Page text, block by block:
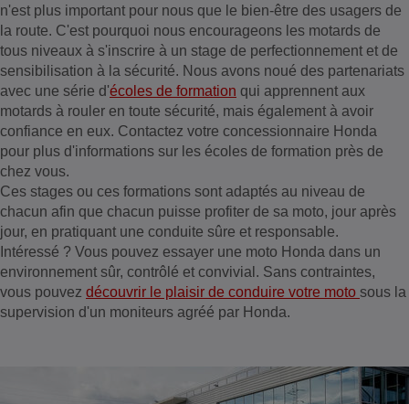
n'est plus important pour nous que le bien-être des usagers de
la route. C'est pourquoi nous encourageons les motards de
tous niveaux à s'inscrire à un stage de perfectionnement et de
sensibilisation à la sécurité. Nous avons noué des partenariats
avec une série d'écoles de formation qui apprennent aux
motards à rouler en toute sécurité, mais également à avoir
confiance en eux. Contactez votre concessionnaire Honda
pour plus d'informations sur les écoles de formation près de
chez vous.
Ces stages ou ces formations sont adaptés au niveau de
chacun afin que chacun puisse profiter de sa moto, jour après
jour, en pratiquant une conduite sûre et responsable.
Intéressé ? Vous pouvez essayer une moto Honda dans un
environnement sûr, contrôlé et convivial. Sans contraintes,
vous pouvez découvrir le plaisir de conduire votre moto sous la
supervision d'un moniteurs agréé par Honda.